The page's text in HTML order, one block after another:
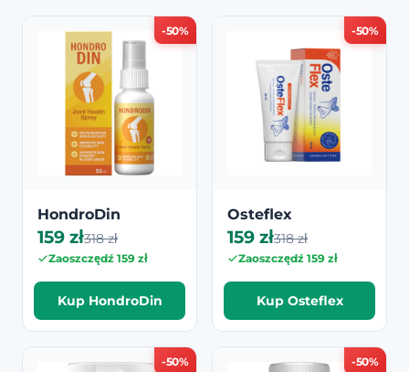
-50%
HondroDin
159 zł318 zł
Zaoszczędź 159 zł
Kup HondroDin
-50%
Osteflex
159 zł318 zł
Zaoszczędź 159 zł
Kup Osteflex
-50% -50%